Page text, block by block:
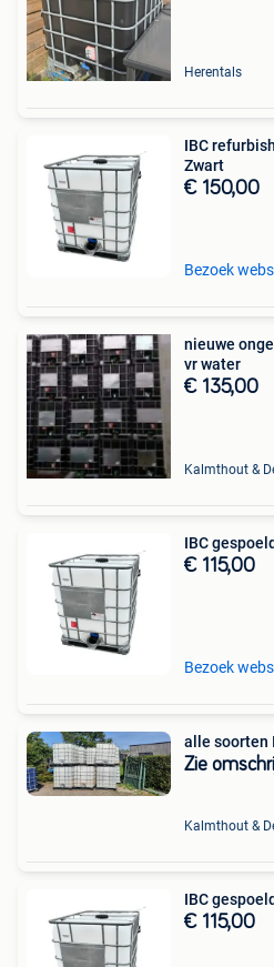
Herentals
IBC
Zwart
€ 150,00
Bezoek
nieuwe
vr water
€ 135,00
Kalmthout &
IBC
€ 115,00
Bezoek
alle soorten
Zie
Kalmthout &
IBC
€ 115,00